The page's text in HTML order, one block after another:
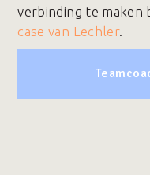
verbinding te maken
case van Lechler.